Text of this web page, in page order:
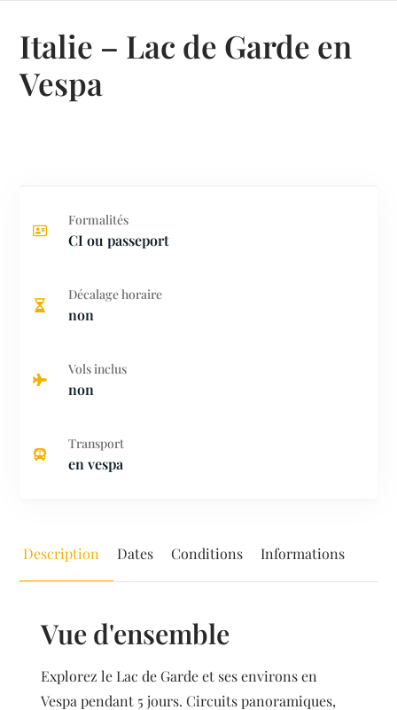
Italie – Lac de Garde en
Vespa
Formalités
CI ou passeport
Décalage horaire
non
Vols inclus
non
Transport
en vespa
Description Dates Conditions Informations
Vue d'ensemble
Explorez le Lac de Garde et ses environs en
Vespa pendant 5 jours. Circuits panoramiques,